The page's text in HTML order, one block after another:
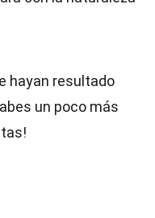
hayan resultado
un poco más